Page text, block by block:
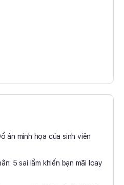
án minh họa của sinh viên
5 sai lầm khiến bạn mãi loay